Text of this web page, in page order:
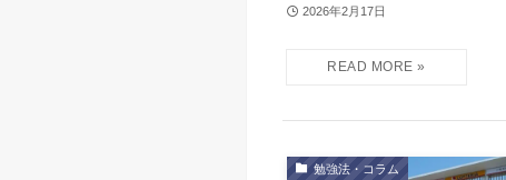
2026年2月17日
勉強法・コラム